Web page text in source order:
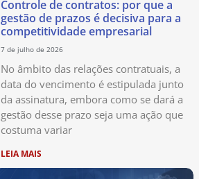
Controle de contratos: por que a
gestão de prazos é decisiva para a
competitividade empresarial
7 de julho de 2026
No âmbito das relações contratuais, a
data do vencimento é estipulada junto
da assinatura, embora como se dará a
gestão desse prazo seja uma ação que
costuma variar
LEIA MAIS